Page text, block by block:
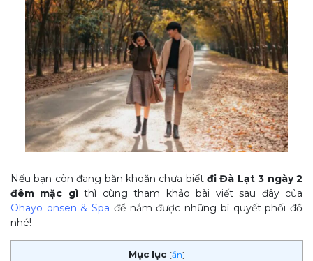
Nếu bạn còn đang băn khoăn chưa biếtđi Đà Lạt 3 ngày 2
đêm mặc gìthì cùng tham khảo bài viết sau đây của
Ohayo onsen & Spa để nắm được những bí quyết phối đồ
nhé!
Mục lục [ẩn]